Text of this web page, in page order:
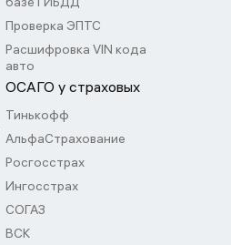
Проверка ЭПТС
Расшифровка VIN кода
авто
ОСАГО у страховых
Тинькофф
АльфаСтрахование
Росгосстрах
Ингосстрах
СОГАЗ
ВСК